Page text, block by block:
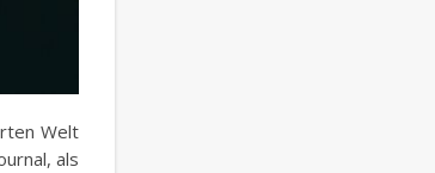
Welt
als